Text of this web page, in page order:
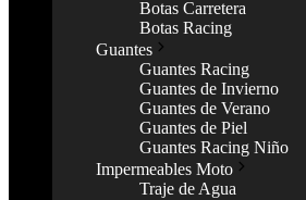
Botas Carretera
Botas Racing
Guantes
Guantes Racing
Guantes de Invierno
Guantes de Verano
Guantes de Piel
Guantes Racing Niño
Impermeables Moto
Traje de Agua